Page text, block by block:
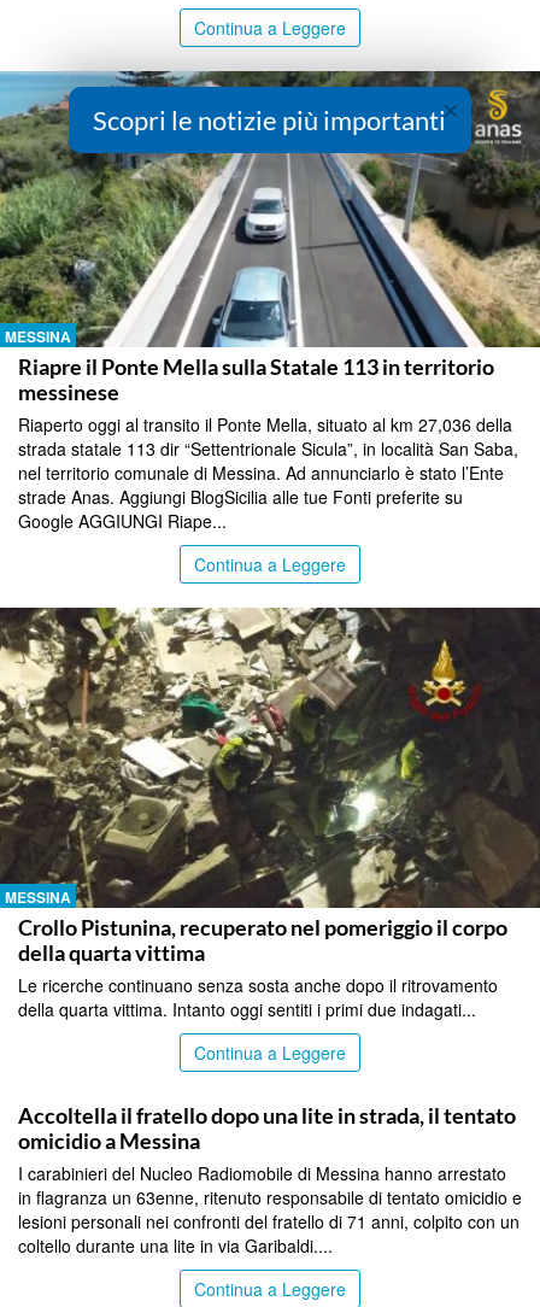
Continua a Leggere
MESSINA
Riapre il Ponte Mella sulla Statale 113 in territorio
messinese
Riaperto oggi al transito il Ponte Mella, situato al km 27,036 della
strada statale 113 dir “Settentrionale Sicula”, in località San Saba,
nel territorio comunale di Messina. Ad annunciarlo è stato l’Ente
strade Anas. Aggiungi BlogSicilia alle tue Fonti preferite su
Google AGGIUNGI Riape...
Continua a Leggere
MESSINA
Crollo Pistunina, recuperato nel pomeriggio il corpo
della quarta vittima
Le ricerche continuano senza sosta anche dopo il ritrovamento
della quarta vittima. Intanto oggi sentiti i primi due indagati...
Continua a Leggere
Accoltella il fratello dopo una lite in strada, il tentato
omicidio a Messina
I carabinieri del Nucleo Radiomobile di Messina hanno arrestato
in flagranza un 63enne, ritenuto responsabile di tentato omicidio e
lesioni personali nei confronti del fratello di 71 anni, colpito con un
coltello durante una lite in via Garibaldi....
Continua a Leggere
×
Scopri le notizie più importanti